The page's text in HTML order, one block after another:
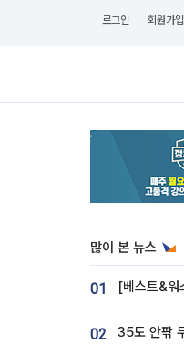
로그인 회원가입
많이 본 뉴스
01
02